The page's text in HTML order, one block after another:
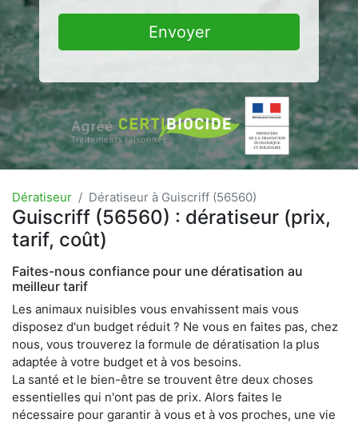
Envoyer
Dératiseur Dératiseur à Guiscriff (56560)
Guiscriff (56560) : dératiseur (prix,
tarif, coût)
Faites-nous confiance pour une dératisation au
meilleur tarif
Les animaux nuisibles vous envahissent mais vous
disposez d'un budget réduit ? Ne vous en faites pas, chez
nous, vous trouverez la formule de dératisation la plus
adaptée à votre budget et à vos besoins.
La santé et le bien-être se trouvent être deux choses
essentielles qui n'ont pas de prix. Alors faites le
nécessaire pour garantir à vous et à vos proches, une vie